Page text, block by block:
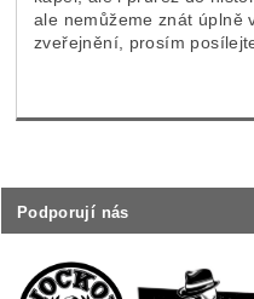
Podporují nás
ale nemůžeme znát úplně
zveřejnění, prosím